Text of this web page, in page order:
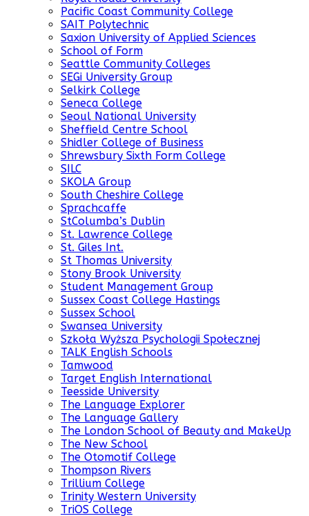
Pacific Coast Community College
SAIT Polytechnic
Saxion University of Applied Sciences
School of Form
Seattle Community Colleges
SEGi University Group
Selkirk College
Seneca College
Seoul National University
Sheffield Centre School
Shidler College of Business
Shrewsbury Sixth Form College
SILC
SKOLA Group
South Cheshire College
Sprachcaffe
StColumba’s Dublin
St. Lawrence College
St. Giles Int.
St Thomas University
Stony Brook University
Student Management Group
Sussex Coast College Hastings
Sussex School
Swansea University
Szkoła Wyższa Psychologii Społecznej
TALK English Schools
Tamwood
Target English International
Teesside University
The Language Explorer
The Language Gallery
The London School of Beauty and MakeUp
The New School
The Otomotif College
Thompson Rivers
Trillium College
Trinity Western University
TriOS College